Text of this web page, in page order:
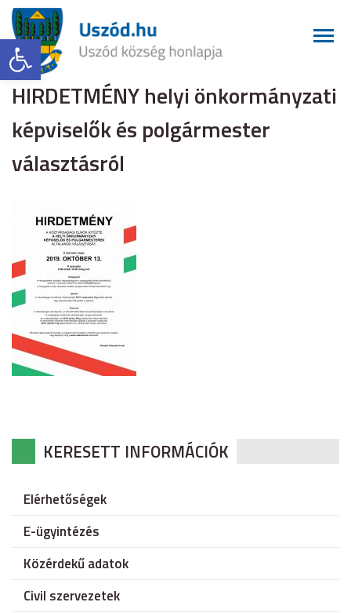
Eszköztár megnyitása
HIRDETMÉNY helyi önkormányzati
képviselők és polgármester
választásról
KERESETT INFORMÁCIÓK
Elérhetőségek
E-ügyintézés
Közérdekű adatok
Civil szervezetek